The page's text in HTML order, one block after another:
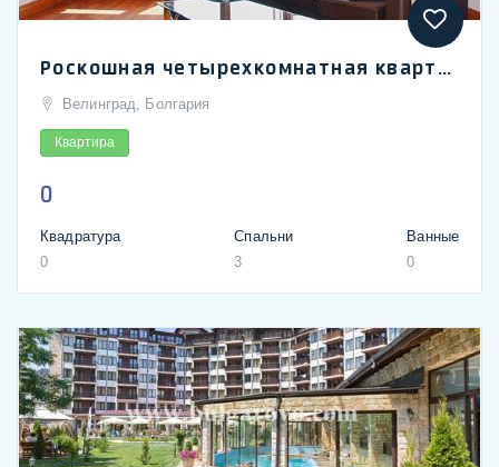
Роскошная четырехкомнатная квартира в спа-столице Болгарии - Велинград
Велинград, Болгария
Квартира
0
Квадратура
0
Спальни
3
Ванные
0